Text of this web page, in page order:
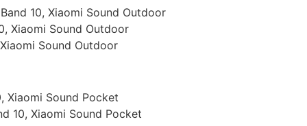
10, Xiaomi Sound Outdoor
Xiaomi Sound Outdoor
Sound Outdoor
Xiaomi Sound Pocket
10, Xiaomi Sound Pocket